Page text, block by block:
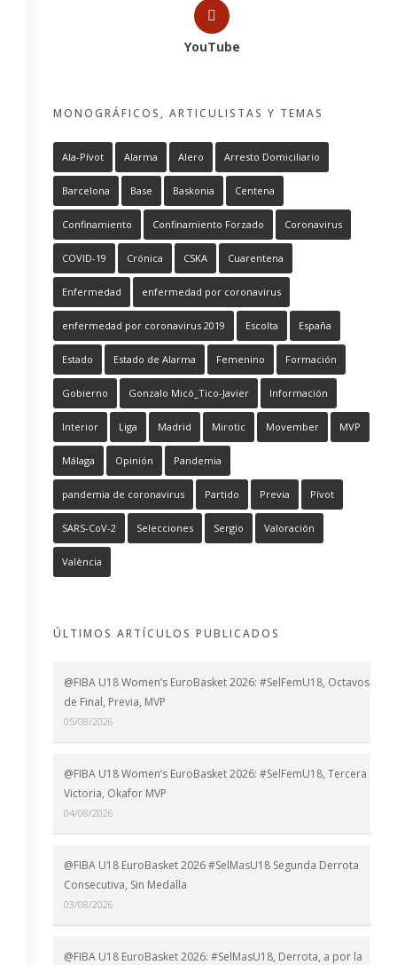
YouTube
MONOGRÁFICOS, ARTICULISTAS Y TEMAS
Ala-Pívot Alarma Alero Arresto Domiciliario
Barcelona Base Baskonia Centena
Confinamiento Confinamiento Forzado Coronavirus
COVID-19 Crónica CSKA Cuarentena
Enfermedad enfermedad por coronavirus
enfermedad por coronavirus 2019 Escolta España
Estado Estado de Alarma Femenino Formación
Gobierno Gonzalo Micó_Tico-Javier Información
Interior Liga Madrid Mirotic Movember MVP
Málaga Opinión Pandemia
pandemia de coronavirus Partido Previa Pívot
SARS-CoV-2 Selecciones Sergio Valoración
València
ÚLTIMOS ARTÍCULOS PUBLICADOS
@FIBA U18 Women’s EuroBasket 2026: #SelFemU18, Octavos
de Final, Previa, MVP
05/08/2026
@FIBA U18 Women’s EuroBasket 2026: #SelFemU18, Tercera
Victoria, Okafor MVP
04/08/2026
@FIBA U18 EuroBasket 2026 #SelMasU18 Segunda Derrota
Consecutiva, Sin Medalla
03/08/2026
@FIBA U18 EuroBasket 2026: #SelMasU18, Derrota, a por la